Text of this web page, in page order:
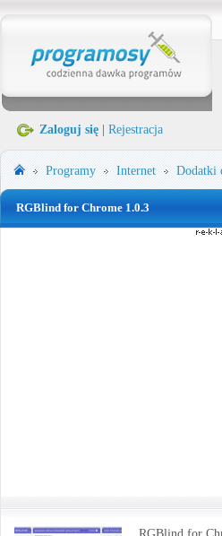
Zaloguj się Rejestracja
Programy Internet Dodatki
RGBlind for Chrome 1.0.3